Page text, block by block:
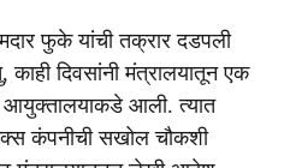
फुके यांची तक्रार दडपली
दिवसांनी मंत्रालयातून एक
आली. त्यात
कंपनीची सखोल चौकशी